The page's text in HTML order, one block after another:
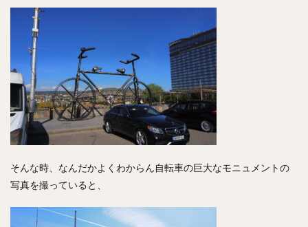
そんな時、なんだかよくわからん自転車の巨大なモニュメントの
写真を撮っていると、